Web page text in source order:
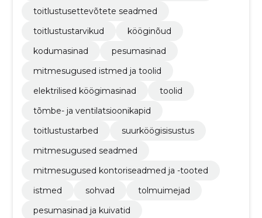
toitlustusettevõtete seadmed
toitlustustarvikud
kööginõud
kodumasinad
pesumasinad
mitmesugused istmed ja toolid
elektrilised köögimasinad
toolid
tõmbe- ja ventilatsioonikapid
toitlustustarbed
suurköögisisustus
mitmesugused seadmed
mitmesugused kontoriseadmed ja -tooted
istmed
sohvad
tolmuimejad
pesumasinad ja kuivatid